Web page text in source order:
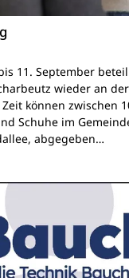
11. September
wieder an
können zwischen
Schuhe im
abgegeben…